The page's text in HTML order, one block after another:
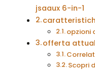
jsaaux 6-in-1
opzioni
offerta
Scopri